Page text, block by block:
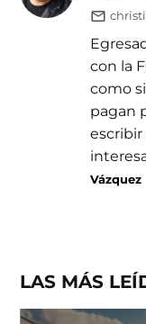
con la
como
pagan
Vázquez
LAS MÁS